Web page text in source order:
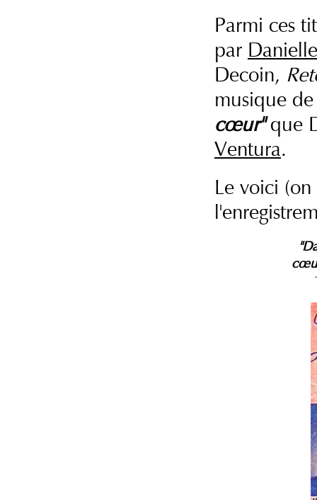
Parmi ces
par
Decoin,
musique
cœur"que
Ventura.
Le voici